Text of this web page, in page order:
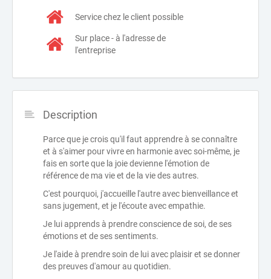
Service chez le client possible
Sur place - à l'adresse de
l'entreprise
Description
Parce que je crois qu'il faut apprendre à se connaître
et à s'aimer pour vivre en harmonie avec soi-même, je
fais en sorte que la joie devienne l'émotion de
référence de ma vie et de la vie des autres.
C'est pourquoi, j'accueille l'autre avec bienveillance et
sans jugement, et je l'écoute avec empathie.
Je lui apprends à prendre conscience de soi, de ses
émotions et de ses sentiments.
Je l'aide à prendre soin de lui avec plaisir et se donner
des preuves d'amour au quotidien.